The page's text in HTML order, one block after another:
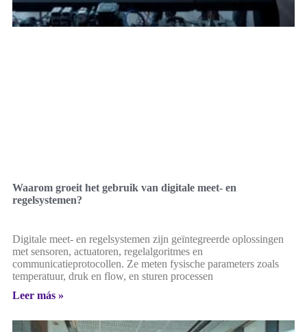
Waarom groeit het gebruik van digitale meet- en
regelsystemen?
Digitale meet- en regelsystemen zijn geïntegreerde oplossingen
met sensoren, actuatoren, regelalgoritmes en
communicatieprotocollen. Ze meten fysische parameters zoals
temperatuur, druk en flow, en sturen processen
Leer más »